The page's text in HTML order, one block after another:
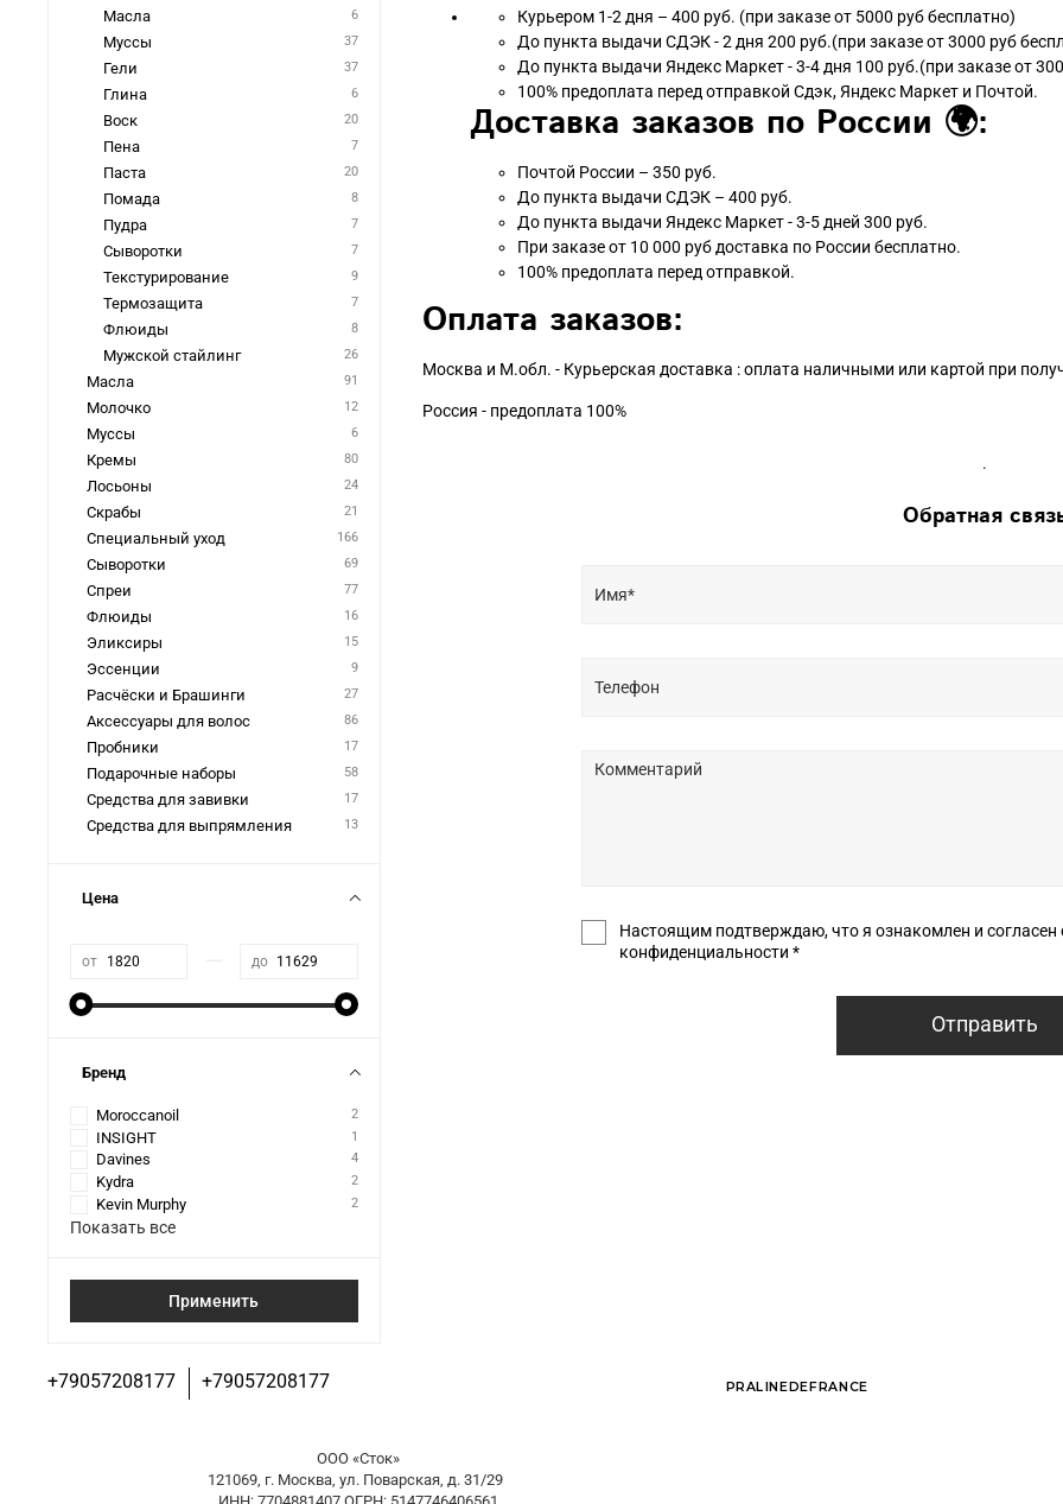
Курьером 1-2 дня – 400 руб. (при заказе от 5000 руб бесплатно)
До пункта выдачи СДЭК - 2 дня 200 руб.(при заказе от 3000 руб
До пункта выдачи Яндекс Маркет - 3-4 дня 100 руб.(при заказе от
100% предоплата перед отправкой Сдэк, Яндекс Маркет и Почтой.
Доставка заказов по России 🌍:
Почтой России – 350 руб.
До пункта выдачи СДЭК – 400 руб.
До пункта выдачи Яндекс Маркет - 3-5 дней 300 руб.
При заказе от 10 000 руб доставка по России бесплатно.
100% предоплата перед отправкой.
Оплата заказов:
Москва и М.обл. - Курьерская доставка : оплата наличными или картой при
Россия - предоплата 100%
.
Обратная
Настоящим подтверждаю, что я ознакомлен и согласен с условиями
конфиденциальности *
Отправить
Масла 6
Муссы 37
Гели 37
Глина 6
Воск 20
Пена 7
Паста 20
Помада 8
Пудра 7
Сыворотки 7
Текстурирование 9
Термозащита 7
Флюиды 8
Мужской стайлинг 26
Масла 91
Молочко 12
Муссы 6
Кремы 80
Лoсьоны 24
Скрабы 21
Специальный уход 166
Сыворотки 69
Спреи 77
Флюиды 16
Эликсиры 15
Эссенции 9
Расчёски и Брашинги 27
Аксессуары для волос 86
Пробники 17
Подарочные наборы 58
Средства для завивки 17
Средства для выпрямления 13
Цена
от до
Бренд
Moroccanoil 2
INSIGHT 1
Davines 4
Kydra 2
Kevin Murphy 2
Показать все
Применить
+79057208177 +79057208177 PRALINEDEFRANCE
ООО «Сток»
121069, г. Москва, ул. Поварская, д. 31/29